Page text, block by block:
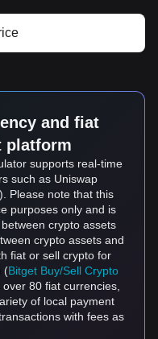
and fiat
platform
supports real-time
such as Uniswap
Please note that this
purposes only and is
crypto assets
crypto assets and
fiat or sell crypto for
(Bitget Buy/Sell Crypto
80 fiat currencies,
of local payment
with fees as